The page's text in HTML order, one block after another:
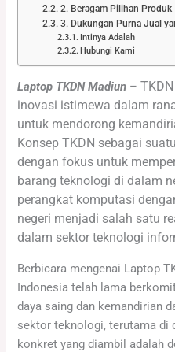
2. Beragam Pilihan Produk
3. Dukungan Purna Jual
Intinya Adalah
Hubungi Kami
Laptop TKDN Madiun –
inovasi istimewa dalam
untuk mendorong
Konsep TKDN sebagai
dengan fokus untuk
barang teknologi di dalam
perangkat komputasi
negeri menjadi salah satu
dalam sektor teknologi
Berbicara mengenai Laptop
Indonesia telah lama
daya saing dan kemandirian
sektor teknologi, terutama di
konkret yang diambil adalah